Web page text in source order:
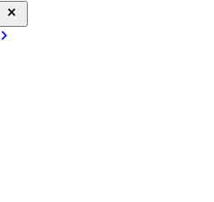
close_small
chevron_right